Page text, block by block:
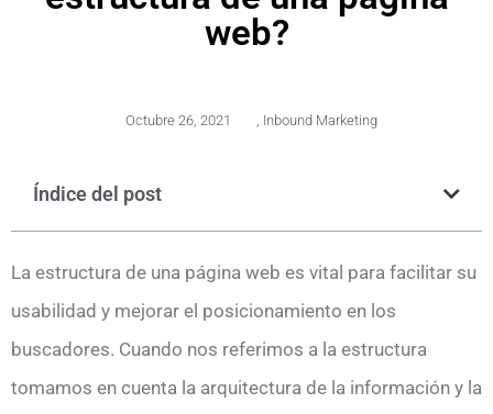
web?
Octubre 26, 2021 , Inbound Marketing
Índice del post
La estructura de una página web es vital para facilitar su
usabilidad y mejorar el posicionamiento en los
buscadores. Cuando nos referimos a la estructura
tomamos en cuenta la arquitectura de la información y la